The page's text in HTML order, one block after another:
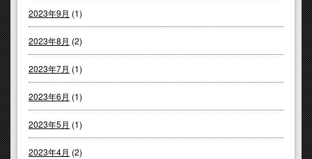
2023年9月 (1)
2023年8月 (2)
2023年7月 (1)
2023年6月 (1)
2023年5月 (1)
2023年4月 (2)